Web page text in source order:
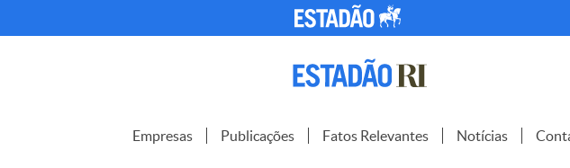
Empresas Publicações Fatos Relevantes Notícias